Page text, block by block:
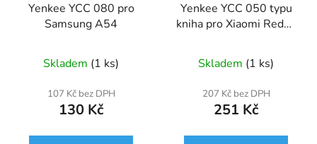
Yenkee YCC 080 pro
Samsung A54
Skladem (1 ks)
107 Kč bez DPH
130 Kč
Yenkee YCC 050 typu
kniha pro Xiaomi Redmi
Skladem (1 ks)
207 Kč bez DPH
251 Kč